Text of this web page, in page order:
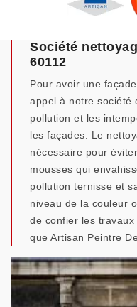
Société
60112
Pour avoir une
appel à notre société
pollution et les
les façades. Le
nécessaire pour
mousses qui
pollution ternisse et
niveau de la couleur
de confier les
que Artisan Peintre